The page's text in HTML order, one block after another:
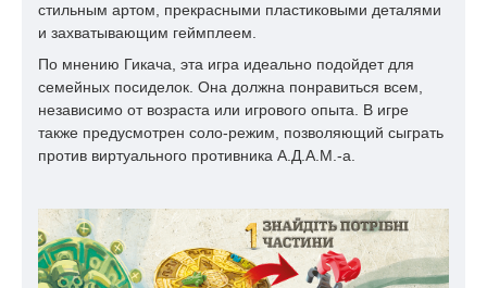
стильным артом, прекрасными пластиковыми деталями
и захватывающим геймплеем.
По мнению Гикача, эта игра идеально подойдет для
семейных посиделок. Она должна понравиться всем,
независимо от возраста или игрового опыта. В игре
также предусмотрен соло-режим, позволяющий сыграть
против виртуального противника А.Д.А.М.-а.